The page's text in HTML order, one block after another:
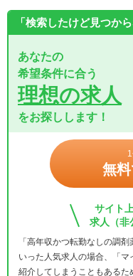
「検索したけど見つか
あなたの
希望条件に合う
理想の求人
をお探しします！
無料
サイト
求人（非
「高年収かつ転勤なしの調
いった人気求人の場合、「
紹介してしまうこともあるた